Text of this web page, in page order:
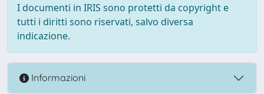
I documenti in IRIS sono protetti da copyright e
tutti i diritti sono riservati, salvo diversa
indicazione.
Informazioni